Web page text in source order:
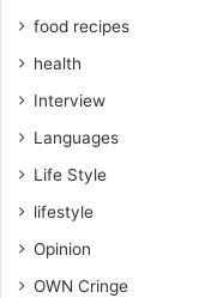
food recipes
health
Interview
Languages
Life Style
lifestyle
Opinion
OWN Cringe